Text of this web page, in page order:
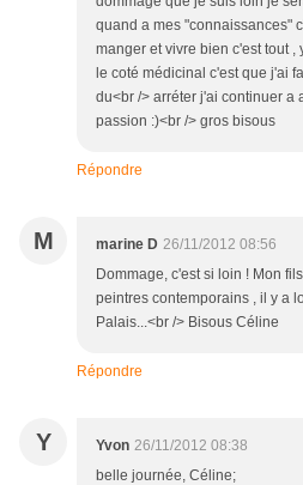
quand a mes "connaissances"
manger et vivre bien c'est tout
le coté médicinal c'est que j'ai
du<br /> arréter j'ai continuer a
passion :)<br /> gros bisous
Répondre
M marine D 26/11/2012 08:56
Dommage, c'est si loin ! Mon
peintres contemporains , il y a
Palais...<br /> Bisous Céline
Répondre
Y Yvon 26/11/2012 08:38
belle journée, Céline;